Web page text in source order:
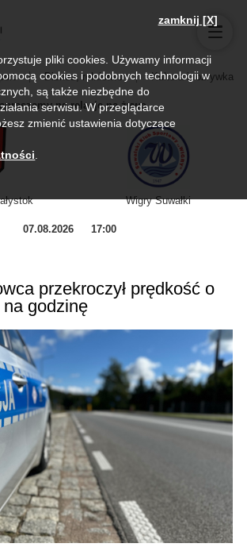
Biznes, rolnictwo Kultura i rozrywka
na relację na żywo
Wigry Suwałki
07.08.2026 17:00
przekroczył prędkość o
godzinę
zamknij [X]
pliki cookies. Używamy informacji
cookies i podobnych technologii w
są także niezbędne do
serwisu. W przeglądarce
zmienić ustawienia dotyczące